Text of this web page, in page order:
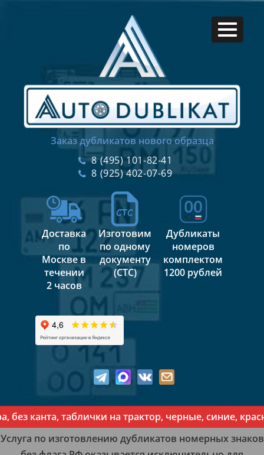
Заказ дубликатов нового образца
8 (495) 101-82-41
8 (925) 402-07-69
Доставка
по
Москве в
течении
2 часов
Изготовим
по одному
документу
(СТС)
Дубликаты
номеров
комплектом
1200 рублей
таблички на трактор, черные, синие,
Услуга по изготовлению дубликатов номерных знаков